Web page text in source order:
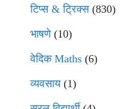
टिप्स & ट्रिक्स(830)
भाषणे(10)
वेदिक Maths (6)
व्यवसाय(1)